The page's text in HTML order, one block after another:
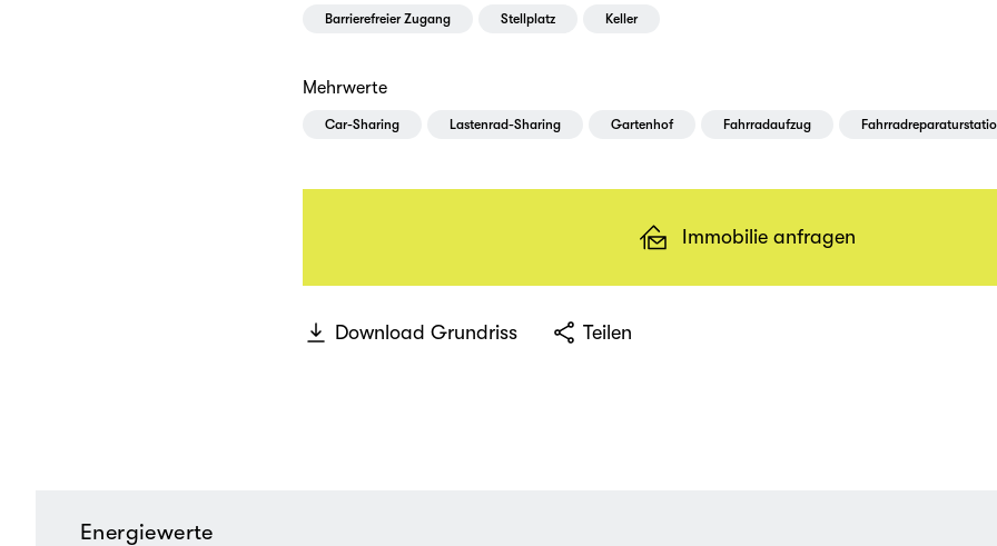
Barrierefreier Zugang Stellplatz Keller
Mehrwerte
Car-Sharing Lastenrad-Sharing Gartenhof Fahrradaufzug
Immobilie anfragen
Download Grundriss Teilen
Energiewerte